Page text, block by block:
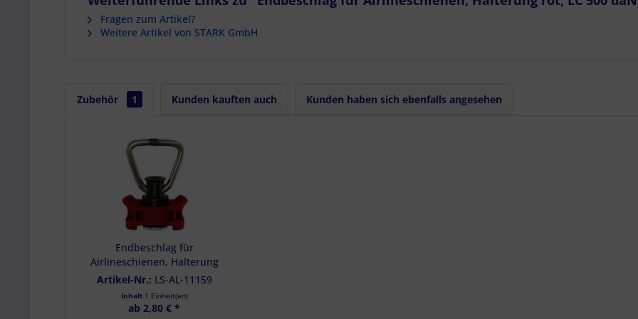
Fragen zum Artikel?
Weitere Artikel von STARK GmbH
Zubehör 1 Kunden kauften auch Kunden haben sich ebenfalls angesehen
Endbeschlag für
Airlineschienen, Halterung
rot, LC 500 daN
Artikel-Nr.: LS-AL-11159
Inhalt 1 Einheit(en)
ab 2,80 € *